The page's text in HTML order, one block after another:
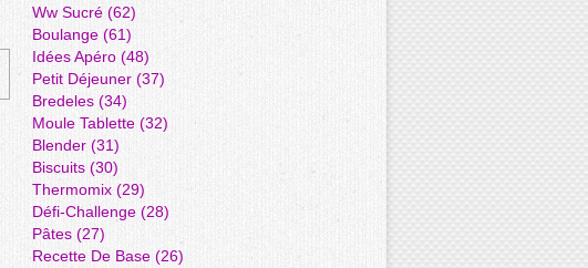
Ww Sucré (62)
Boulange (61)
Idées Apéro (48)
Petit Déjeuner (37)
Bredeles (34)
Moule Tablette (32)
Blender (31)
Biscuits (30)
Thermomix (29)
Défi-Challenge (28)
Pâtes (27)
Recette De Base (26)